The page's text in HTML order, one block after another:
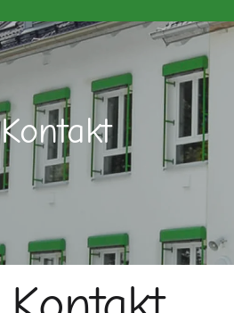
Kontakt